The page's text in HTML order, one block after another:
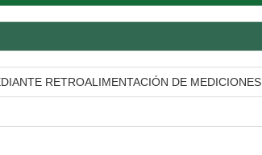
RETROALIMENTACIÓN DE MEDICIONES